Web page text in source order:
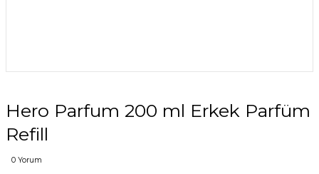
Hero Parfum 200 ml Erkek Parfüm
Refill
0 Yorum